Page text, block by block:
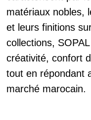
matériaux nobles,
et leurs finitions
collections,
créativité, confort
tout en répondant
marché marocain.